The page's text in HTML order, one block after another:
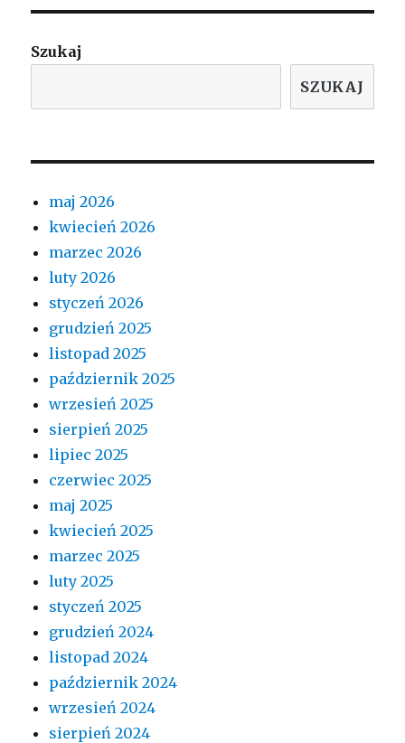
Szukaj
SZUKAJ
maj 2026
kwiecień 2026
marzec 2026
luty 2026
styczeń 2026
grudzień 2025
listopad 2025
październik 2025
wrzesień 2025
sierpień 2025
lipiec 2025
czerwiec 2025
maj 2025
kwiecień 2025
marzec 2025
luty 2025
styczeń 2025
grudzień 2024
listopad 2024
październik 2024
wrzesień 2024
sierpień 2024